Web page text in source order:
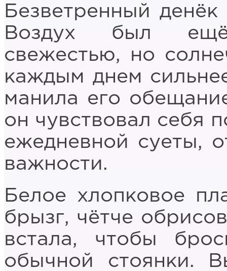
Безветренный
Воздух был ещё
свежестью, но
каждым днем
манила его
он чувствовал себя
ежедневной суеты,
важности.
Белое хлопковое
брызг, чётче
встала, чтобы
обычной стоянки.